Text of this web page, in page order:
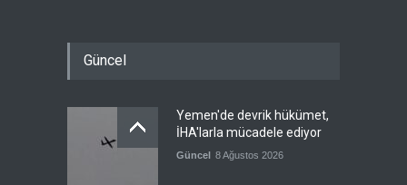
Güncel
Yemen'de devrik hükümet,
İHA'larla mücadele ediyor
Güncel 8 Ağustos 2026